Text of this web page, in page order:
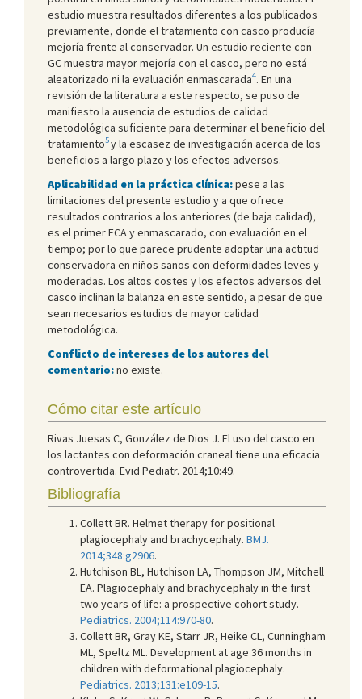
estudio muestra resultados diferentes a los publicados
previamente, donde el tratamiento con casco producía
mejoría frente al conservador. Un estudio reciente con
GC muestra mayor mejoría con el casco, pero no está
aleatorizado ni la evaluación enmascarada4. En una
revisión de la literatura a este respecto, se puso de
manifiesto la ausencia de estudios de calidad
metodológica suficiente para determinar el beneficio del
tratamiento5y la escasez de investigación acerca de los
beneficios a largo plazo y los efectos adversos.
Aplicabilidad en la práctica clínica:pese a las
limitaciones del presente estudio y a que ofrece
resultados contrarios a los anteriores (de baja calidad),
es el primer ECA y enmascarado, con evaluación en el
tiempo; por lo que parece prudente adoptar una actitud
conservadora en niños sanos con deformidades leves y
moderadas. Los altos costes y los efectos adversos del
casco inclinan la balanza en este sentido, a pesar de que
sean necesarios estudios de mayor calidad
metodológica.
Conflicto de intereses de los autores del
comentario:no existe.
Cómo citar este artículo
Rivas Juesas C, González de Dios J. El uso del casco en
los lactantes con deformación craneal tiene una eficacia
controvertida. Evid Pediatr. 2014;10:49.
Bibliografía
Collett BR. Helmet therapy for positional
plagiocephaly and brachycephaly. BMJ.
2014;348:g2906.
Hutchison BL, Hutchison LA, Thompson JM, Mitchell
EA. Plagiocephaly and brachycephaly in the first
two years of life: a prospective cohort study.
Pediatrics. 2004;114:970-80.
Collett BR, Gray KE, Starr JR, Heike CL, Cunningham
ML, Speltz ML. Development at age 36 months in
children with deformational plagiocephaly.
Pediatrics. 2013;131:e109-15.